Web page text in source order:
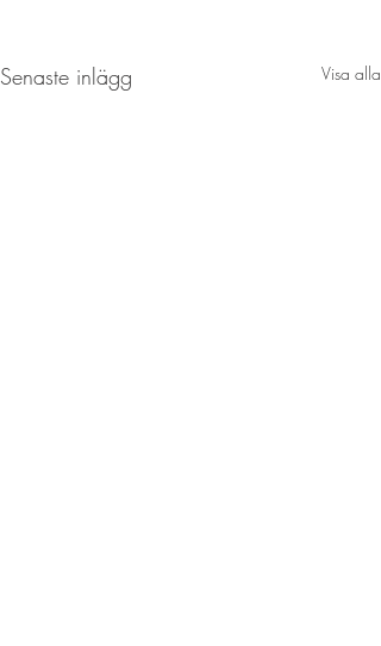
Senaste inlägg Visa alla